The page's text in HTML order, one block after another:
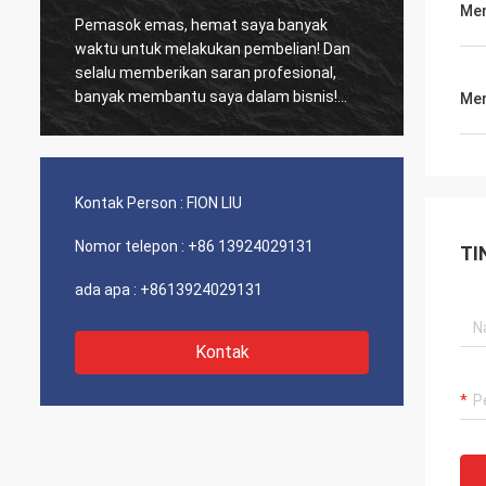
Pemasok emas, hemat saya banyak
waktu untuk melakukan pembelian! Dan
selalu memberikan saran profesional,
banyak membantu saya dalam bisnis!
Terima kasih! Semuanya dalam urutan
berkualitas tinggi dan akan menghubungi
Banyak
dan
Kontak Person : FION LIU
Nomor telepon : +86 13924029131
ada apa : +8613924029131
Kontak